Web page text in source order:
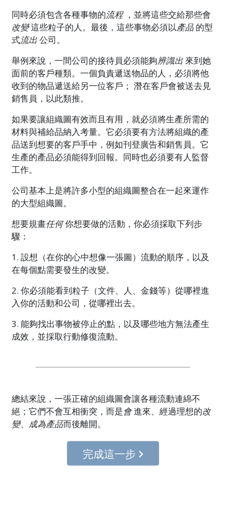
同時必須包含各種事物的流程 ，並將這些交給那些會
改變這些粒子的人。最後，這些事物必須以產品 的型
式流出公司。
舉例來說，一間公司的接待員必須能夠辨識出 來到她
面前的客戶種類。一個負責遞送物品的人，必須將他
收到的物品遞送給另一位客戶； 潛在客戶會被送去見
銷售員，以此類推。
如果要讓組織圖有效而且有用，就必須將生產所需的
材料與補給品納入考量。它必須要有方法將組織的產
品送到想要的客戶手中，例如刊登廣告和銷售員。它
生產的產品必須能得到回報。同時也必須要有人監督
工作。
公司基本上是將許多小型的組織圖整合在一起來運作
的大型組織圖。
想要規畫任何你想要做的活動，你必須採取下列步
驟：
1. 設想（在你的心中想像一張圖）流動的順序，以及
在每個點需要發生的改變。
2. 你必須能看到粒子（文件、人、金錢等）從哪裡進
入你的活動和公司，從哪裡出去。
3. 能夠找出事物被停止的點，以及哪些地方無法產生
成效，並採取行動修復流動。
總結來說，一張正確的組織圖會讓各種流動連綿不
絕；它們不會互相衝突，而是會進來、經過理想的改
變、 成為產品而後離開。
完成這一步